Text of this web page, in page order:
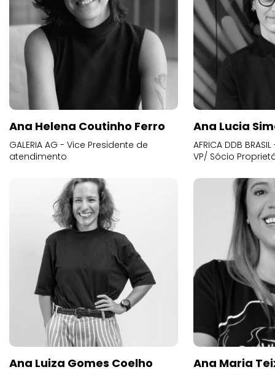
Ana Helena Coutinho Ferro
GALERIA AG - Vice Presidente de
atendimento
Ana Lucia
AFRICA DDB
VP/ Sócio
Ana Luiza Gomes Coelho Ana Maria